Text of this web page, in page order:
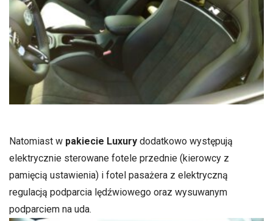
Natomiast w pakiecie Luxury dodatkowo występują
elektrycznie sterowane fotele przednie (kierowcy z
pamięcią ustawienia) i fotel pasażera z elektryczną
regulacją podparcia lędźwiowego oraz wysuwanym
podparciem na uda.